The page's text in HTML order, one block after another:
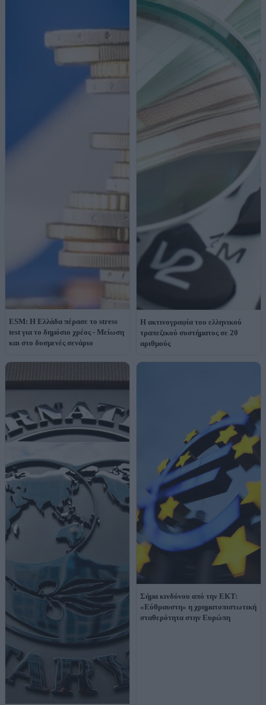
ESM: Η Ελλάδα πέρασε το stress
test για το δημόσιο χρέος - Μείωση
και στο δυσμενές σενάριο
Η ακτινογραφία του ελληνικού
τραπεζικού συστήματος σε 20
αριθμούς
Σήμα κινδύνου από την ΕΚΤ:
«Εύθραυστη» η χρηματοπιστωτική
σταθερότητα στην Ευρώπη